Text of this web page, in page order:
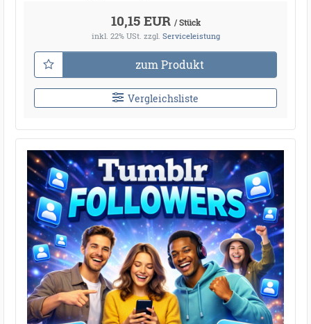
10,15 EUR / Stück
inkl. 22% USt. zzgl. Serviceleistung
zum Produkt
Vergleichsliste